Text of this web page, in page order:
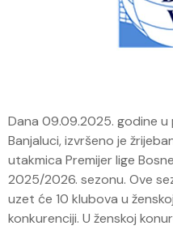
Dana 09.09.2025. godine u
Banjaluci, izvršeno je
utakmica Premijer lige
2025/2026. sezonu. Ove
uzet će 10 klubova u
konkurenciji. U ženskoj